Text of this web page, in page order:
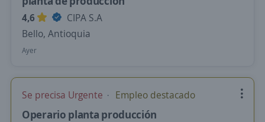
4,6
CIPA S.A
Bello, Antioquia
Ayer
Se precisa Urgente Empleo destacado
Operario planta producción